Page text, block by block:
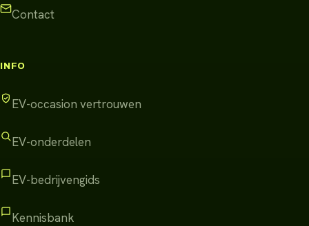
Contact
INFO
EV-occasion vertrouwen
EV-onderdelen
EV-bedrijvengids
Kennisbank